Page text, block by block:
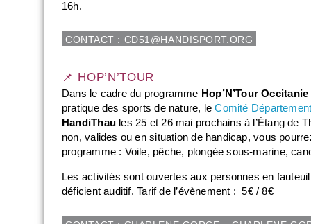
16h.
CONTACT : CD51@HANDISPORT.ORG
📌 HOP’N’TOUR
Dans le cadre du programme Hop’N’Tour Occitanie
pratique des sports de nature, leComité
HandiThaules 25 et 26 mai prochains à l’Étang de
non, valides ou en situation de handicap, vous
programme : Voile, pêche, plongée sous-marine,
Les activités sont ouvertes aux personnes en
déficient auditif. Tarif de l’évènement : 5€ / 8€